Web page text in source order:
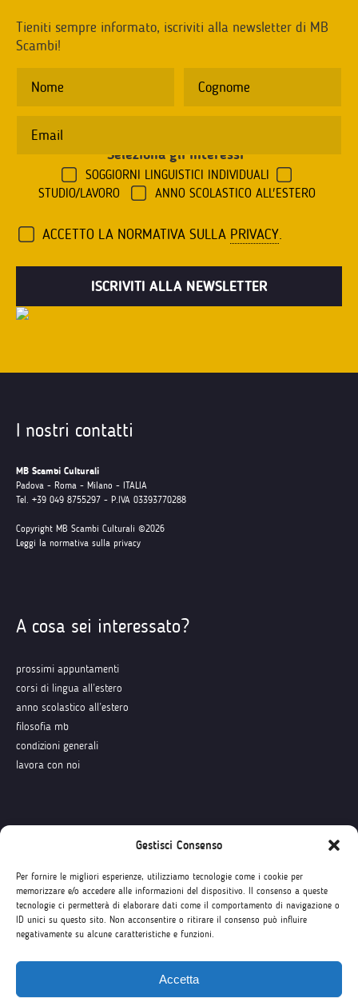
Gestisci Consenso
Per fornire le migliori esperienze, utilizziamo tecnologie come i cookie per
memorizzare e/o accedere alle informazioni del dispositivo. Il consenso a queste
tecnologie ci permetterà di elaborare dati come il comportamento di navigazione o
ID unici su questo sito. Non acconsentire o ritirare il consenso può influire
negativamente su alcune caratteristiche e funzioni.
Accetta
Tieniti sempre informato, iscriviti alla newsletter di MB
Scambi!
Seleziona gli interessi
SOGGIORNI LINGUISTICI INDIVIDUALI
STUDIO/LAVORO
ANNO SCOLASTICO ALL'ESTERO
ACCETTO LA NORMATIVA SULLA PRIVACY.
I nostri contatti
MB Scambi Culturali
Padova - Roma - Milano - ITALIA
Tel. +39 049 8755297 - P.IVA 03393770288
Copyright MB Scambi Culturali ©2026
Leggi la normativa sulla privacy
A cosa sei interessato?
prossimi appuntamenti
corsi di lingua all’estero
anno scolastico all’estero
filosofia mb
condizioni generali
lavora con noi